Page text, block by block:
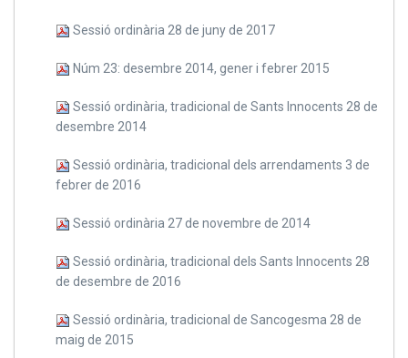
Sessió ordinària 28 de juny de 2017
Núm 23: desembre 2014, gener i febrer 2015
Sessió ordinària, tradicional de Sants Innocents 28 de
desembre 2014
Sessió ordinària, tradicional dels arrendaments 3 de
febrer de 2016
Sessió ordinària 27 de novembre de 2014
Sessió ordinària, tradicional dels Sants Innocents 28
de desembre de 2016
Sessió ordinària, tradicional de Sancogesma 28 de
maig de 2015